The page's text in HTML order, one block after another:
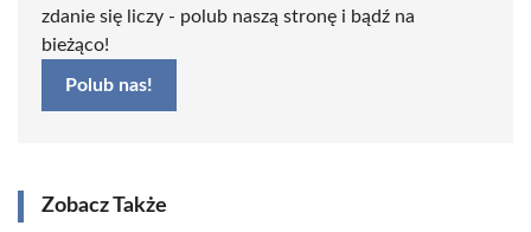
zdanie się liczy - polub naszą stronę i bądź na
bieżąco!
Polub nas!
Zobacz Także